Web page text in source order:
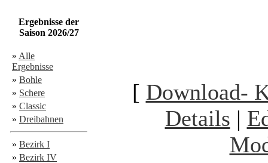
Ergebnisse der
Saison 2026/27
» Alle
Ergebnisse
» Bohle
» Schere
» Classic
» Dreibahnen
» Bezirk I
» Bezirk IV
[ Download-
Details |